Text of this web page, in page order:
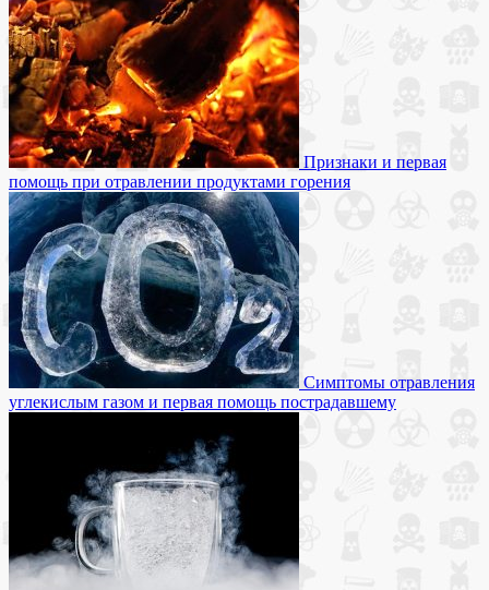
Признаки и первая
помощь при отравлении продуктами горения
Симптомы отравления
углекислым газом и первая помощь пострадавшему